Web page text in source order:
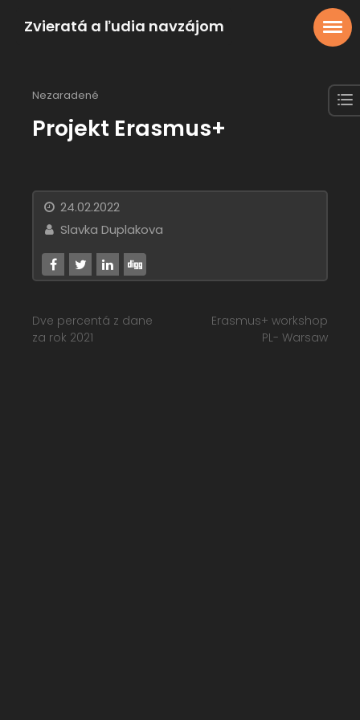
Zvieratá a ľudia navzájom
Nezaradené
Projekt Erasmus+
24.02.2022
Slavka Duplakova
Dve percentá z dane
za rok 2021
Erasmus+ workshop
PL- Warsaw